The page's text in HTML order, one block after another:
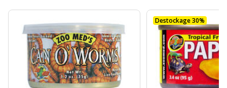
Destockage 30%